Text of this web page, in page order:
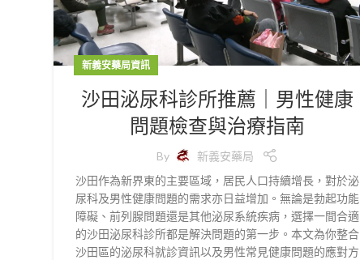
新義安藥局資訊
沙田泌尿科診所推薦｜男性健康
問題檢查與治療指南
By
新義安藥局
沙田作為新界東的主要區域，居民人口持續增長，對於泌
尿科及男性健康問題的需求亦日益增加。無論是勃起功能
障礙、前列腺問題還是其他泌尿系統疾病，選擇一間合適
的沙田泌尿科診所都是解決問題的第一步。本文為你整合
沙田區的泌尿科就診資訊以及男性常見健康問題的應對方